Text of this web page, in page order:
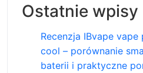
Ostatnie wpisy
Recenzja IBvape
cool – porównanie
baterii i praktyczne